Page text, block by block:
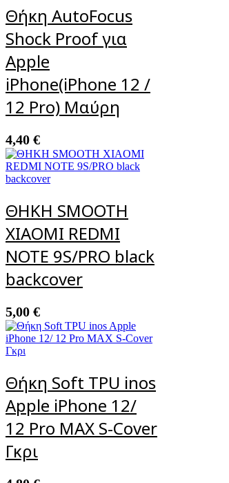
Θήκη AutoFocus
Shock Proof για
Apple
iPhone(iPhone 12 /
12 Pro) Μαύρη
4,40 €
ΘΗΚΗ SMOOTH
XIAOMI REDMI
NOTE 9S/PRO black
backcover
5,00 €
Θήκη Soft TPU inos
Apple iPhone 12/
12 Pro MAX S-Cover
Γκρι